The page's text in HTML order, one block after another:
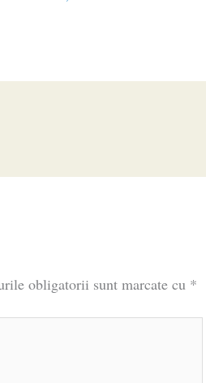
obligatorii sunt marcate cu *